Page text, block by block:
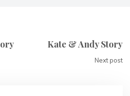
Kate & Andy Story
Next post